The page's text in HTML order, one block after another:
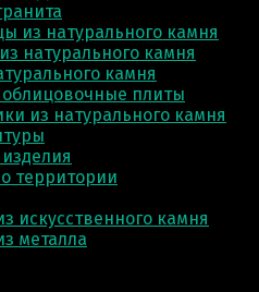
из натурального камня
натурального камня
камня
плиты
из натурального камня
территории
искусственного камня
металла